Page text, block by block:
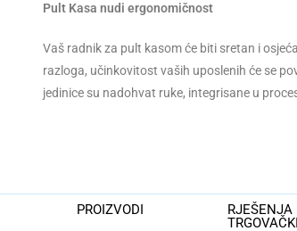
Pult Kasa nudi ergonomičnost
Vaš radnik za pult kasom će biti sretan i
razloga, učinkovitost vaših uposlenih će se
jedinice su nadohvat ruke, integrisane u
PROIZVODI
RJEŠENJA